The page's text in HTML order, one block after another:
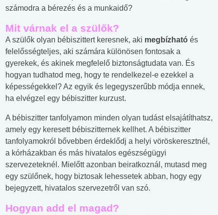
számodra a bérezés és a munkaidő?
Mit várnak el a szülők?
A szülők olyan bébiszittert keresnek, aki megbízható és
felelősségteljes, aki számára különösen fontosak a
gyerekek, és akinek megfelelő biztonságtudata van. És
hogyan tudhatod meg, hogy te rendelkezel-e ezekkel a
képességekkel? Az egyik és legegyszerűbb módja ennek,
ha elvégzel egy bébiszitter kurzust.
A bébiszitter tanfolyamon minden olyan tudást elsajátíthatsz,
amely egy keresett bébiszitternek kellhet. A bébiszitter
tanfolyamokról bővebben érdeklődj a helyi vöröskeresztnél,
a kórházakban és más hivatalos egészségügyi
szervezeteknél. Mielőtt azonban beiratkoznál, mutasd meg
egy szülőnek, hogy biztosak lehessetek abban, hogy egy
bejegyzett, hivatalos szervezetről van szó.
Hogyan add el magad?